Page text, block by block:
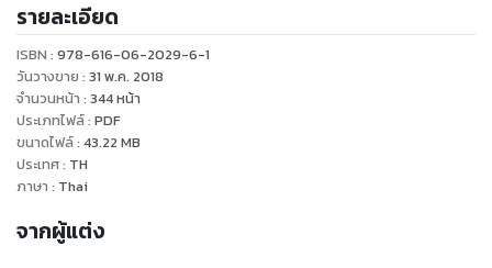
รอดมั้ยนะ
ส่วน ‘แสนรัก’ ก็รู้สึกเหมือนถูกไฟช็อตเมื่อได้เจอกับ ‘เจน’หัวหน้า
แผนกเป็นครั้งแรก จนถึงกับบอกว่าคล้ายๆ จะเป็นรักแรกพบเลยที
เดียว แต่ก็หมั่นไส้นิดๆ ด้วยที่คุณหัวหน้าชอบทำหน้าตายอยู่
ตลอด เขาจึงตัดสินใจกวนโมโหสักหน่อยและเดินหน้าจีบแบบเปิด
เผยไปเลย ดูซิว่าที่เห็นนิ่งๆ น่ะจะทนได้นานแค่ไหนกัน!"
รายละเอียด
ISBN : 978-616-06-2029-6-1
วันวางขาย : 31 พ.ค. 2018
จำนวนหน้า : 344หน้า
ประเภทไฟล์: PDF
ขนาดไฟล์: 43.22 MB
ประเทศ: TH
ภาษา : Thai
จากผู้แต่ง